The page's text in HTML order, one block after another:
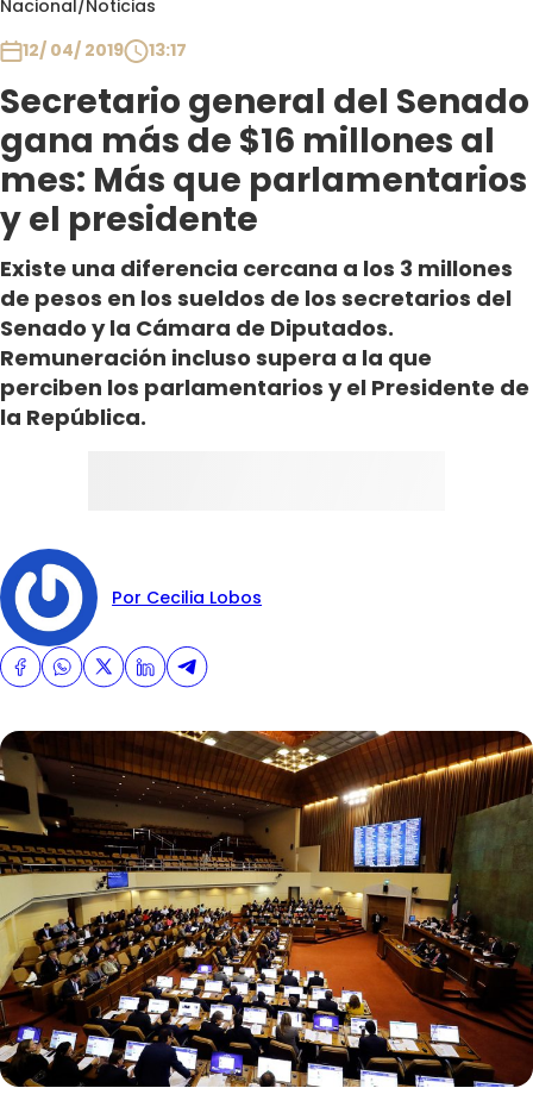
Nacional/Noticias
12/ 04/ 2019
13:17
Secretario general del Senado
gana más de $16 millones al
mes: Más que parlamentarios
y el presidente
Existe una diferencia cercana a los 3 millones
de pesos en los sueldos de los secretarios del
Senado y la Cámara de Diputados.
Remuneración incluso supera a la que
perciben los parlamentarios y el Presidente de
la República.
Por Cecilia Lobos
Club De La Comedia
Contigo en Directo
Plan Perfecto
El Tiempo
Sabingo
Todos Los Programas